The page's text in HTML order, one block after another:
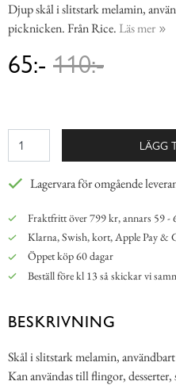
Djup skål i slitstark melamin,
picknicken. Från Rice. Läs mer
65:- 110:-
LÄGG
Lagervara för omgående
Fraktfritt över 799 kr, annars 59 -
Klarna, Swish, kort, Apple Pay &
Öppet köp 60 dagar
Beställ före kl 13 så skickar vi
BESKRIVNING
Skål i slitstark melamin,
Kan användas till flingor,